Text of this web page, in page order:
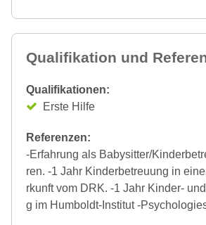
Qualifikation und
Qualifikationen:
Erste Hilfe
Referenzen:
-Erfahrung als Babysitter/
ren. -1 Jahr Kinderbetreuung in
rkunft vom DRK. -1 Jahr Kinder-
g im Humboldt-Institut -